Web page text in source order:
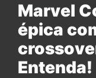
Marvel
épica
Entenda!